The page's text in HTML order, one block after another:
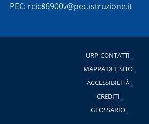
PEC: rcic86900v@pec.istruzione.it
URP-CONTATTI
MAPPA DEL SITO
ACCESSIBILITÀ
CREDITI
GLOSSARIO